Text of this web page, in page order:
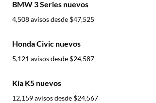
BMW 3 Series nuevos
4,508 avisos desde $47,525
Honda Civic nuevos
5,121 avisos desde $24,587
Kia K5 nuevos
12,159 avisos desde $24,567